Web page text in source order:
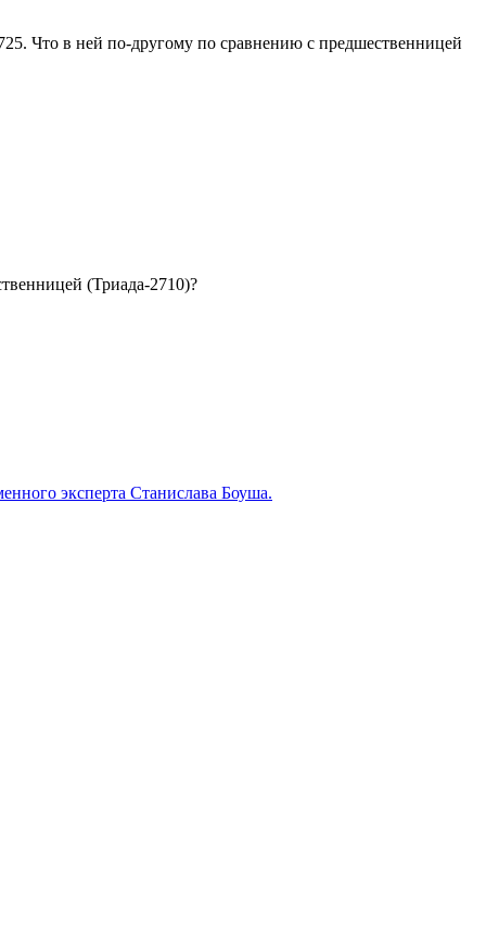
Что в ней по-другому по сравнению с предшественницей
(Триада-2710)?
эксперта Станислава Боуша.